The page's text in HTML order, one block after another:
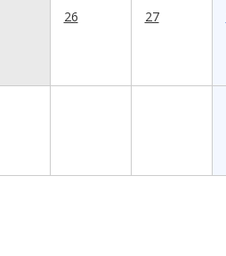
26 27